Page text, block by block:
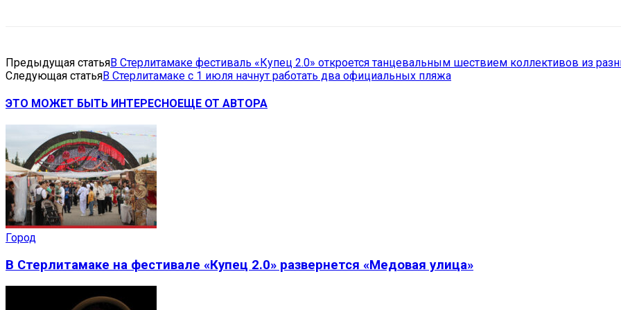
Предыдущая статьяВ Стерлитамаке фестиваль «Купец 2.0» откроется танцевальным шествием коллективов из
Следующая статьяВ Стерлитамаке с 1 июля начнут работать два официальных пляжа
ЭТО МОЖЕТ БЫТЬ ИНТЕРЕСНОЕЩЕ ОТ АВТОРА
Город
В Стерлитамаке на фестивале «Купец 2.0» развернется «Медовая улица»